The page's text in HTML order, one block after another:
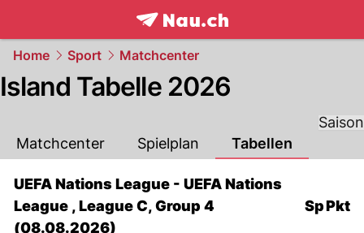
frontpage.NAU.ch
Home Sport Matchcenter
Island Tabelle 2026
Saison
Matchcenter
Spielplan Tabellen
UEFA Nations League - UEFA Nations
League , League C, Group 4
(08.08.2026)
SpPkt